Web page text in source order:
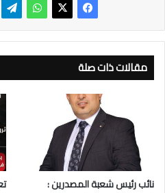
ويجمع
أهمية في القارة.
وبإلقاء نظرة فاحصة على نشاط
وبشكل أكثر تحديداً على الأموال
البلدان
الموجهة
الديون خلال العام الماضي لتعوض
الملكية بنسبة 6% والتي بلغت 4.9 مليار دولار.
مقالات ذات صلة
نائب رئيس شعبة المصدرين :